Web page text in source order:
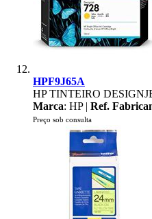
HPF9J65A
HP TINTEIRO
Marca: HP | Ref.
Preço sob consulta